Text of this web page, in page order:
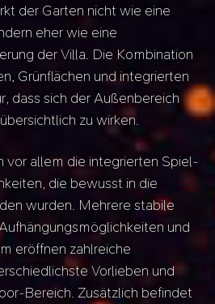
der Garten nicht wie eine
eher wie eine
der Villa. Die Kombination
Grünflächen und integrierten
dass sich der Außenbereich
zu wirken.
vor allem die integrierten Spiel-
die bewusst in die
wurden. Mehrere stabile
und
eröffnen zahlreiche
Vorlieben und
Bereich. Zusätzlich befindet